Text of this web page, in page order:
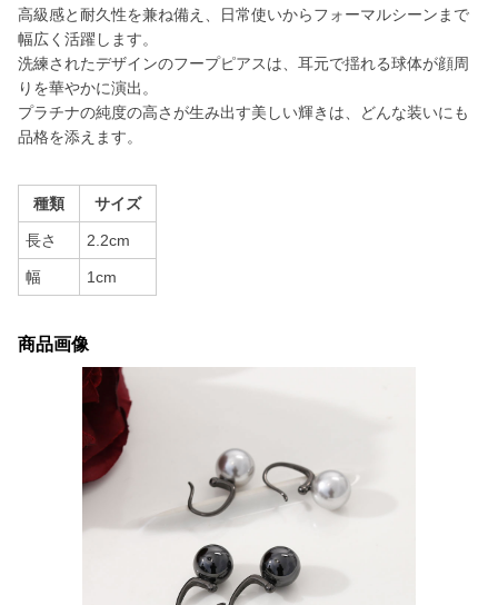
高級感と耐久性を兼ね備え、日常使いからフォーマルシーンまで
幅広く活躍します。
洗練されたデザインのフープピアスは、耳元で揺れる球体が顔周
りを華やかに演出。
プラチナの純度の高さが生み出す美しい輝きは、どんな装いにも
品格を添えます。
種類 サイズ
長さ 2.2cm
幅 1cm
商品画像